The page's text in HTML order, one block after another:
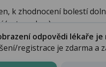
k zhodnocení bolestí
odpovědi lékaře
registrace je zdarma a